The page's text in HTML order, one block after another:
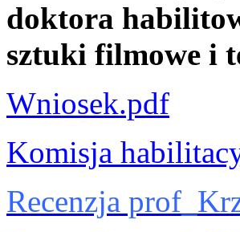
doktora
sztuki filmowe i
Wniosek.pdf
Komisja
Recenzja